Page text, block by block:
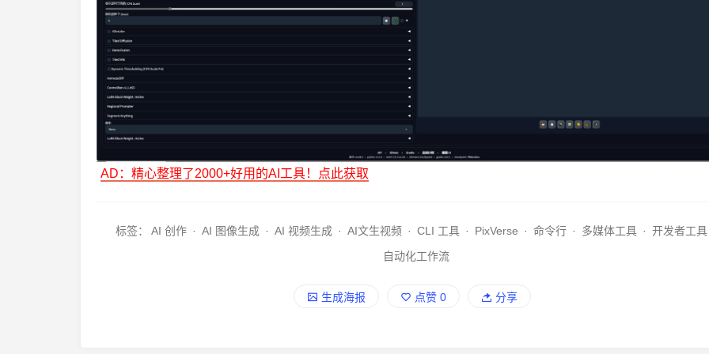
AD：精心整理了2000+好用的AI工具！点此获取
标签： AI 创作 · AI 图像生成 · AI 视频生成 · AI文生视频 · CLI 工具 · PixVerse · 命令行 · 多媒体工具 · 开发者工具
自动化工作流
生成海报 点赞 0 分享